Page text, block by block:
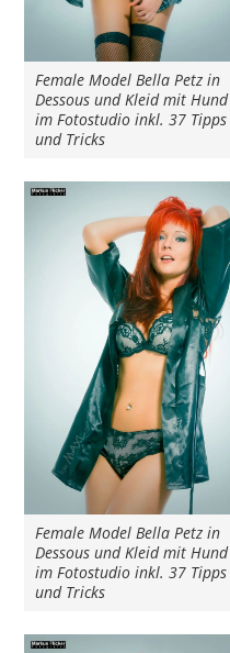
Female Model Bella Petz in
Dessous und Kleid mit Hund
im Fotostudio inkl. 37 Tipps
und Tricks
Female Model Bella Petz in
Dessous und Kleid mit Hund
im Fotostudio inkl. 37 Tipps
und Tricks